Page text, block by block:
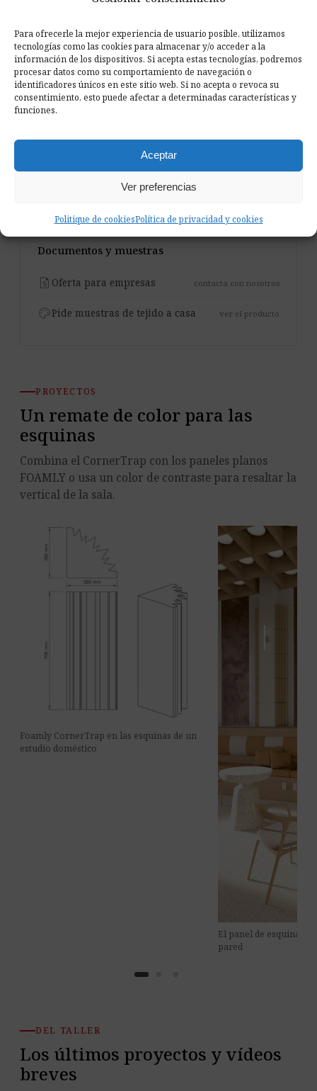
Para ofrecerle la mejor experiencia de usuario posible, utilizamos
tecnologías como las cookies para almacenar y/o acceder a la
información de los dispositivos. Si acepta estas tecnologías, podremos
procesar datos como su comportamiento de navegación o
identificadores únicos en este sitio web. Si no acepta o revoca su
consentimiento, esto puede afectar a determinadas características y
funciones.
Aceptar
Ver preferencias
Politique de cookiesPolítica de privacidad y cookies
Instalación
Adhesivo de montaje (no
incluido) / Cinta autoadhesiva
(opcional)
Uso previsto Pared / Techo
Unión Europea
Addictive Sound
Documentos y muestras
request_quote Oferta para empresas contacta con nosotros
palettePide muestras de tejido a casa ver el producto
PROYECTOS
Un remate de color para las
esquinas
Combina el CornerTrap con los paneles planos
FOAMLY o usa un color de contraste para resaltar la
vertical de la sala.
Foamly CornerTrap en las esquinas de un
estudio doméstico
El panel de esquina a
pared
DEL TALLER
Los últimos proyectos y vídeos
breves